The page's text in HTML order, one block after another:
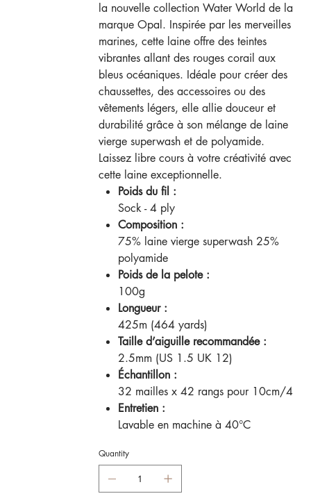
la nouvelle collection Water World de la
marque Opal. Inspirée par les merveilles
marines, cette laine offre des teintes
vibrantes allant des rouges corail aux
bleus océaniques. Idéale pour créer des
chaussettes, des accessoires ou des
vêtements légers, elle allie douceur et
durabilité grâce à son mélange de laine
vierge superwash et de polyamide.
Laissez libre cours à votre créativité avec
cette laine exceptionnelle.
Poids du fil :
Sock - 4 ply
Composition :
75% laine vierge superwash 25%
polyamide
Poids de la pelote :
100g
Longueur :
425m (464 yards)
Taille d’aiguille recommandée :
2.5mm (US 1.5 UK 12)
Échantillon :
32 mailles x 42 rangs pour 10cm/4
Entretien :
Lavable en machine à 40°C
Quantity